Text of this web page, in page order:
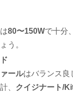
80〜150Wで十分
う。
ールはバランス良
、 クイジナート/